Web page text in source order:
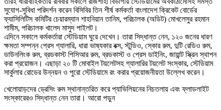
সুযোগ-সুবিধা পরিদর্শন করেন বিসিবির তিন শীর্ষ কর্মকর্তা বাংলাদেশ ক্রিকেট বোর্ডের
ফ্যাসিলিটিস কমিটির চেয়ারম্যান শাহনিয়ান তানিম, পরিচালক (অডিট) মোখলেসুর রহমান
শামীম, পরিচালক খালেদ মাসুদ পাইলট।
এদিনে সকালে কর্মকর্তারা স্টেডিয়াম ঘুরে দেখেন। তারা সিদ্ধান্ত নেন, ১২০ জনের ধারণ
ক্ষমতা সম্পন্ন প্রেস গ্যালারি, ধারা ভাষ্যকার বক্স, স্টুডিও, স্কোর রুম, দুটি রেডিও রুম,
ডাউনলিংক রুম, ব্রডকাস্ট পিসিআর রুম, ব্রডকাস্ট ও প্রেস ডাইনিং, জায়ান্ট স্ক্রিন স্থাপন
করা প্রয়োজন। এছাড়া ২০ টি মোবাইল টয়লেটসহ গ্যালারির টয়লেট সংস্কার, স্টেডিয়াম
সার্কুলার রোডের উন্নয়ন ও পুরো স্টেডিয়ামে রং করার প্রয়োজনীয়তা উল্লেখ করেন।
খেলোয়াড়দের ড্রেসিং রুম স্থানান্তরিত করে প্যাভিলিয়নের নিচতলায় এবং ফ্লাডলাইট
সংস্কারেরও সিদ্ধান্ত নেন তারা। আরো পড়ুন